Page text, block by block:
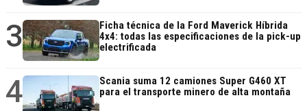
3
Ficha técnica de la Ford Maverick Híbrida
4x4: todas las especificaciones de la pick-up
electrificada
4
Scania suma 12 camiones Super G460 XT
para el transporte minero de alta montaña